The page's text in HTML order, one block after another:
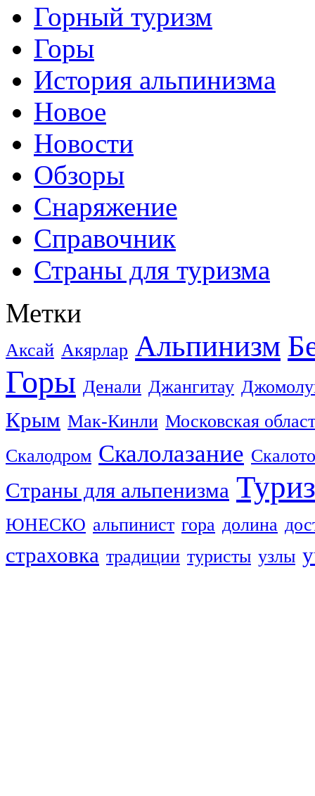
Горный туризм
Горы
История альпинизма
Новое
Новости
Обзоры
Снаряжение
Справочник
Страны для туризма
Метки
Аксай Акярлар Альпинизм
Горы Денали Джангитау
Крым Мак-Кинли Московская
Скалодром Скалолазание
Страны для альпенизма
ЮНЕСКО альпинист гора долина
страховка традиции туристы узлы